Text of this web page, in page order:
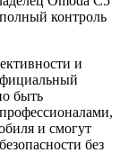
контроль
и
быть
и смогут
без